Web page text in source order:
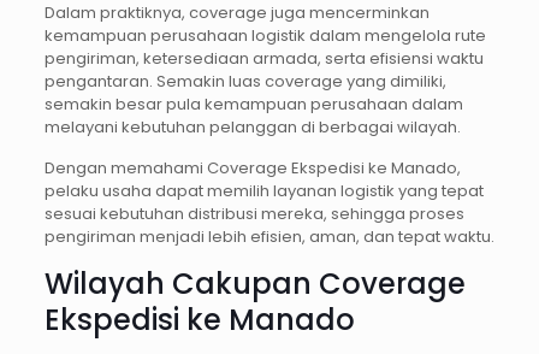
Dalam praktiknya, coverage juga mencerminkan
kemampuan perusahaan logistik dalam mengelola rute
pengiriman, ketersediaan armada, serta efisiensi waktu
pengantaran. Semakin luas coverage yang dimiliki,
semakin besar pula kemampuan perusahaan dalam
melayani kebutuhan pelanggan di berbagai wilayah.
Dengan memahami Coverage Ekspedisi ke Manado,
pelaku usaha dapat memilih layanan logistik yang tepat
sesuai kebutuhan distribusi mereka, sehingga proses
pengiriman menjadi lebih efisien, aman, dan tepat waktu.
Wilayah Cakupan Coverage
Ekspedisi ke Manado